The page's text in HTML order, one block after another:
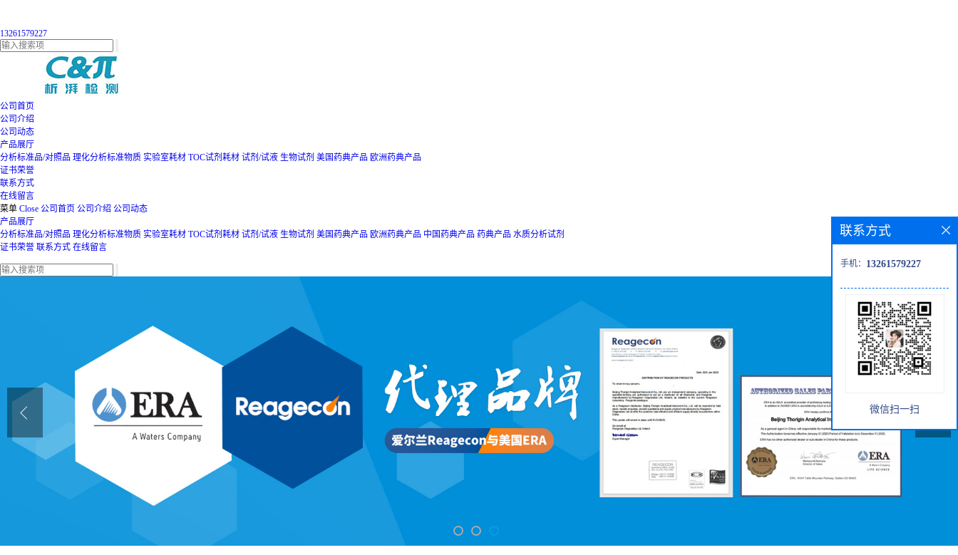
13261579227
公司首页
公司介绍
公司动态
产品展厅
分析标准品/对照品 理化分析标准物质 实验室耗材 TOC试剂耗材 试剂/试液 生物试剂 美国药典产品 欧洲药典产品
证书荣誉
联系方式
在线留言
菜单 Close 公司首页 公司介绍 公司动态
产品展厅
分析标准品/对照品 理化分析标准物质 实验室耗材 TOC试剂耗材 试剂/试液 生物试剂 美国药典产品 欧洲药典产品 中国药典产品 药典产品 水质分析试剂
证书荣誉 联系方式 在线留言
联系方式
手机： 13261579227
微信扫一扫